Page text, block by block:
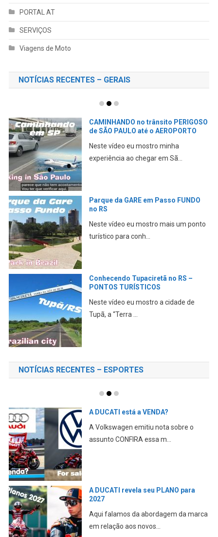
PORTAL AT
SERVIÇOS
Viagens de Moto
NOTÍCIAS RECENTES – GERAIS
CAMINHANDO no trânsito PERIGOSO
de SÃO PAULO até o AEROPORTO
Neste vídeo eu mostro minha
experiência ao chegar em Sã...
Parque da GARE em Passo FUNDO
no RS
Neste vídeo eu mostro mais um ponto
turístico para conh...
Conhecendo Tupaciretã no RS –
PONTOS TURÍSTICOS
Neste vídeo eu mostro a cidade de
Tupã, a “Terra ...
NOTÍCIAS RECENTES – ESPORTES
A DUCATI está a VENDA?
A Volkswagen emitiu nota sobre o
assunto CONFIRA essa m...
A DUCATI revela seu PLANO para
2027
Aqui falamos da abordagem da marca
em relação aos novos...